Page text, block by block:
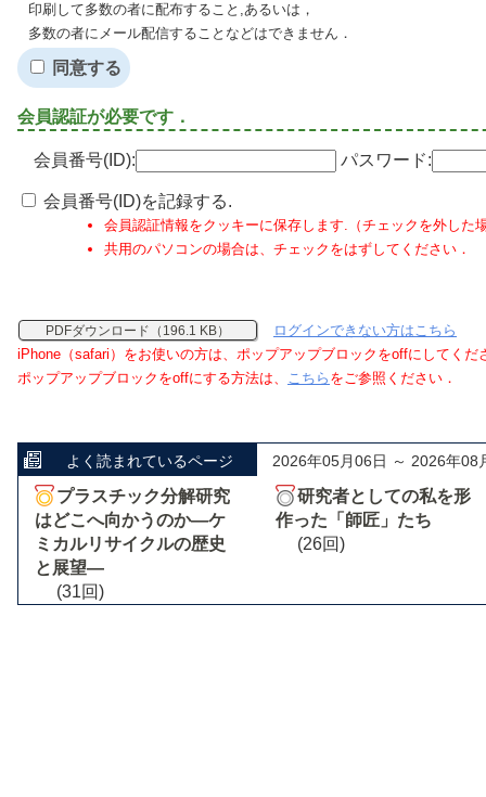
印刷して多数の者に配布すること,あるいは，
多数の者にメール配信することなどはできません．
同意する
会員認証が必要です．
会員番号(ID): パスワード:
会員番号(ID)を記録する.
会員認証情報をクッキーに保存します.（チェックを外した
共用のパソコンの場合は、チェックをはずしてください．
PDFダウンロード（196.1 KB）
ログインできない方はこちら
iPhone（safari）をお使いの方は、ポップアップブロックをoffにしてくだ
ポップアップブロックをoffにする方法は、 こちら をご参照ください．
よく読まれているページ 2026年05月06日 ～ 2026年08
プラスチック分解研究
はどこへ向かうのか―ケ
ミカルリサイクルの歴史
と展望―
(31回)
研究者としての私を形
作った「師匠」たち
(26回)